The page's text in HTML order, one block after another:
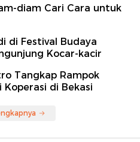
diam Cari Cara untuk
di Festival Budaya
Kocar-kacir
Tangkap Rampok
di Bekasi